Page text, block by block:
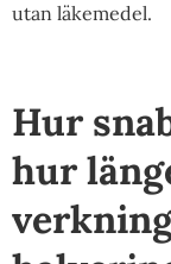
utan läkemedel.
Hur
hur